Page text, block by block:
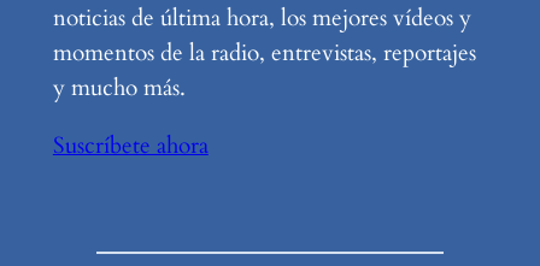
noticias de última hora, los mejores vídeos y
momentos de la radio, entrevistas, reportajes
y mucho más.
Suscríbete ahora